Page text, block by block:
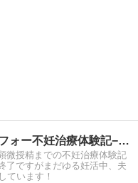
妊活は忍活？！アラフォー不妊治療体験記−その後−
微授精までの不妊治療体験記
了ですがまだゆる妊活中、夫
ています！